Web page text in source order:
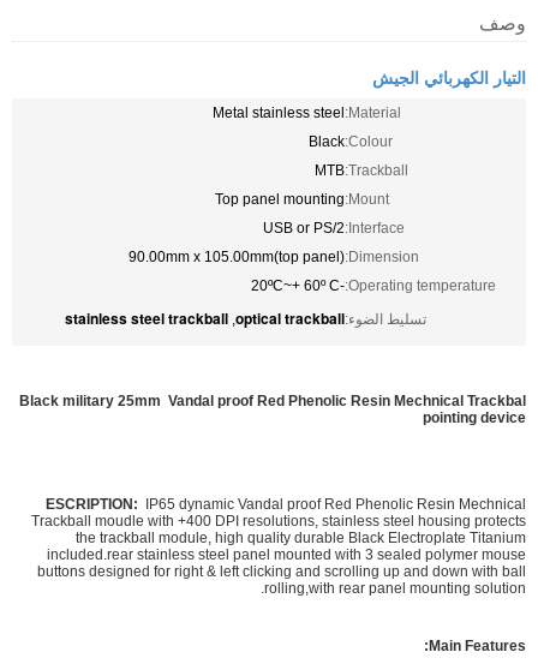
وصف
التيار الكهربائي الجيش
Material:
Metal stainless steel
Colour:
Black
Trackball:
MTB
Mount:
Top panel mounting
Interface:
USB or PS/2
Dimension:
90.00mm x 105.00mm(top panel)
Operating temperature:
-20ºC~+ 60º C
تسليط الضوء:optical trackball
,
stainless steel trackball
Black military 25mm Vandal proof Red Phenolic Resin Mechnical Trackbal
pointing device ​
ESCRIPTION: IP65 dynamic Vandal proof Red Phenolic Resin Mechnical
Trackball moudle with +400 DPI resolutions, stainless steel housing protects
the trackball module, high quality durable Black Electroplate Titanium
included.rear stainless steel panel mounted with 3 sealed polymer mouse
buttons designed for right & left clicking and scrolling up and down with ball
rolling,with rear panel mounting solution.
Main Features: